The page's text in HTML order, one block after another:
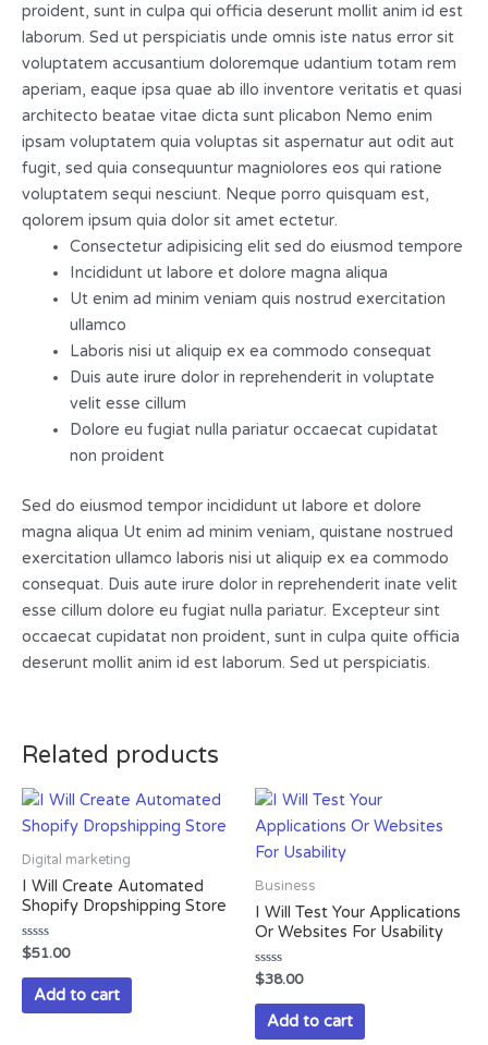
proident, sunt in culpa qui officia deserunt mollit anim id est
laborum. Sed ut perspiciatis unde omnis iste natus error sit
voluptatem accusantium doloremque udantium totam rem
aperiam, eaque ipsa quae ab illo inventore veritatis et quasi
architecto beatae vitae dicta sunt plicabon Nemo enim
ipsam voluptatem quia voluptas sit aspernatur aut odit aut
fugit, sed quia consequuntur magniolores eos qui ratione
voluptatem sequi nesciunt. Neque porro quisquam est,
qolorem ipsum quia dolor sit amet ectetur.
Consectetur adipisicing elit sed do eiusmod tempore
Incididunt ut labore et dolore magna aliqua
Ut enim ad minim veniam quis nostrud exercitation
ullamco
Laboris nisi ut aliquip ex ea commodo consequat
Duis aute irure dolor in reprehenderit in voluptate
velit esse cillum
Dolore eu fugiat nulla pariatur occaecat cupidatat
non proident
Sed do eiusmod tempor incididunt ut labore et dolore
magna aliqua Ut enim ad minim veniam, quistane nostrued
exercitation ullamco laboris nisi ut aliquip ex ea commodo
consequat. Duis aute irure dolor in reprehenderit inate velit
esse cillum dolore eu fugiat nulla pariatur. Excepteur sint
occaecat cupidatat non proident, sunt in culpa quite officia
deserunt mollit anim id est laborum. Sed ut perspiciatis.
Related products
Digital marketing
I Will Create Automated
Shopify Dropshipping Store
Rated
0
out
$51.00
Add to cart
Business
I Will Test Your Applications
Or Websites For Usability
Rated
0
out
$38.00
Add to cart